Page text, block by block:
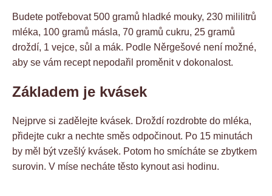
Budete potřebovat 500 gramů hladké mouky, 230 mililitrů
mléka, 100 gramů másla, 70 gramů cukru, 25 gramů
droždí, 1 vejce, sůl a mák. Podle Něrgešové není možné,
aby se vám recept nepodařil proměnit v dokonalost.
Základem je kvásek
Nejprve si zadělejte kvásek. Droždí rozdrobte do mléka,
přidejte cukr a nechte směs odpočinout. Po 15 minutách
by měl být vzešlý kvásek. Potom ho smícháte se zbytkem
surovin. V míse necháte těsto kynout asi hodinu.